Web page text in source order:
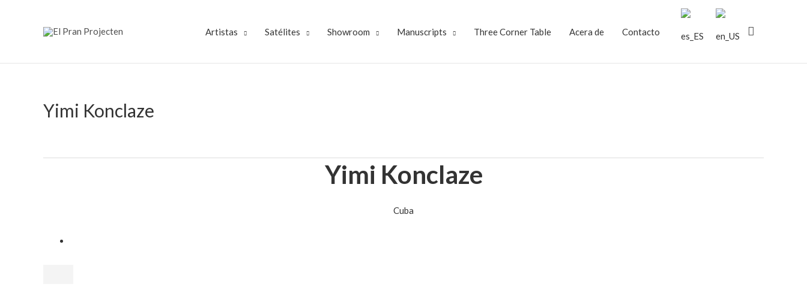
Artistas Satélites Showroom Manuscripts Three Corner Table Acera de Contacto Buscar
Yimi Konclaze
Yimi Konclaze
Cuba